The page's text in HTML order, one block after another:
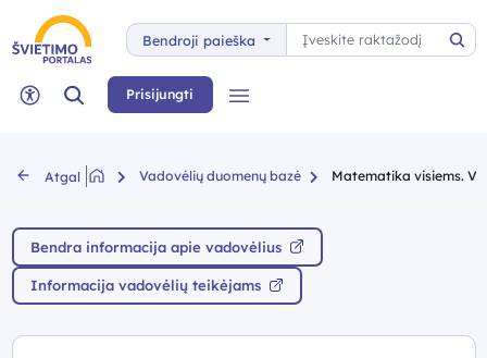
Bendroji paieška
Paieška
Neįgaliųjų rėžimas
Paieška Prisijungti
Atgal Vadovėlių duomenų bazė Matematika visiems.
Bendra informacija apie vadovėlius
Informacija vadovėlių teikėjams